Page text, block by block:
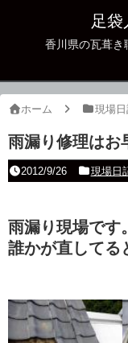
足袋
香川県の瓦葺き
ホーム 現場
雨漏り修理はお
2012/9/26 現場日
雨漏り現場です。
誰かが直してる
現場日記
古瓦
本日の一品